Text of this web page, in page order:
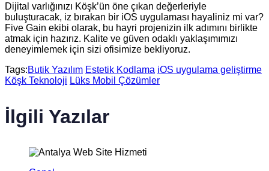
Dijital varlığınızı Köşk’ün öne çıkan değerleriyle
buluşturacak, iz bırakan bir iOS uygulaması hayaliniz mi var?
Five Gain ekibi olarak, bu hayri projenizin ilk adımını birlikte
atmak için hazırız. Kalite ve güven odaklı yaklaşımımızı
deneyimlemek için sizi ofisimize bekliyoruz.
Tags:Butik Yazılım Estetik Kodlama iOS uygulama geliştirme
Köşk Teknoloji Lüks Mobil Çözümler
İlgili Yazılar